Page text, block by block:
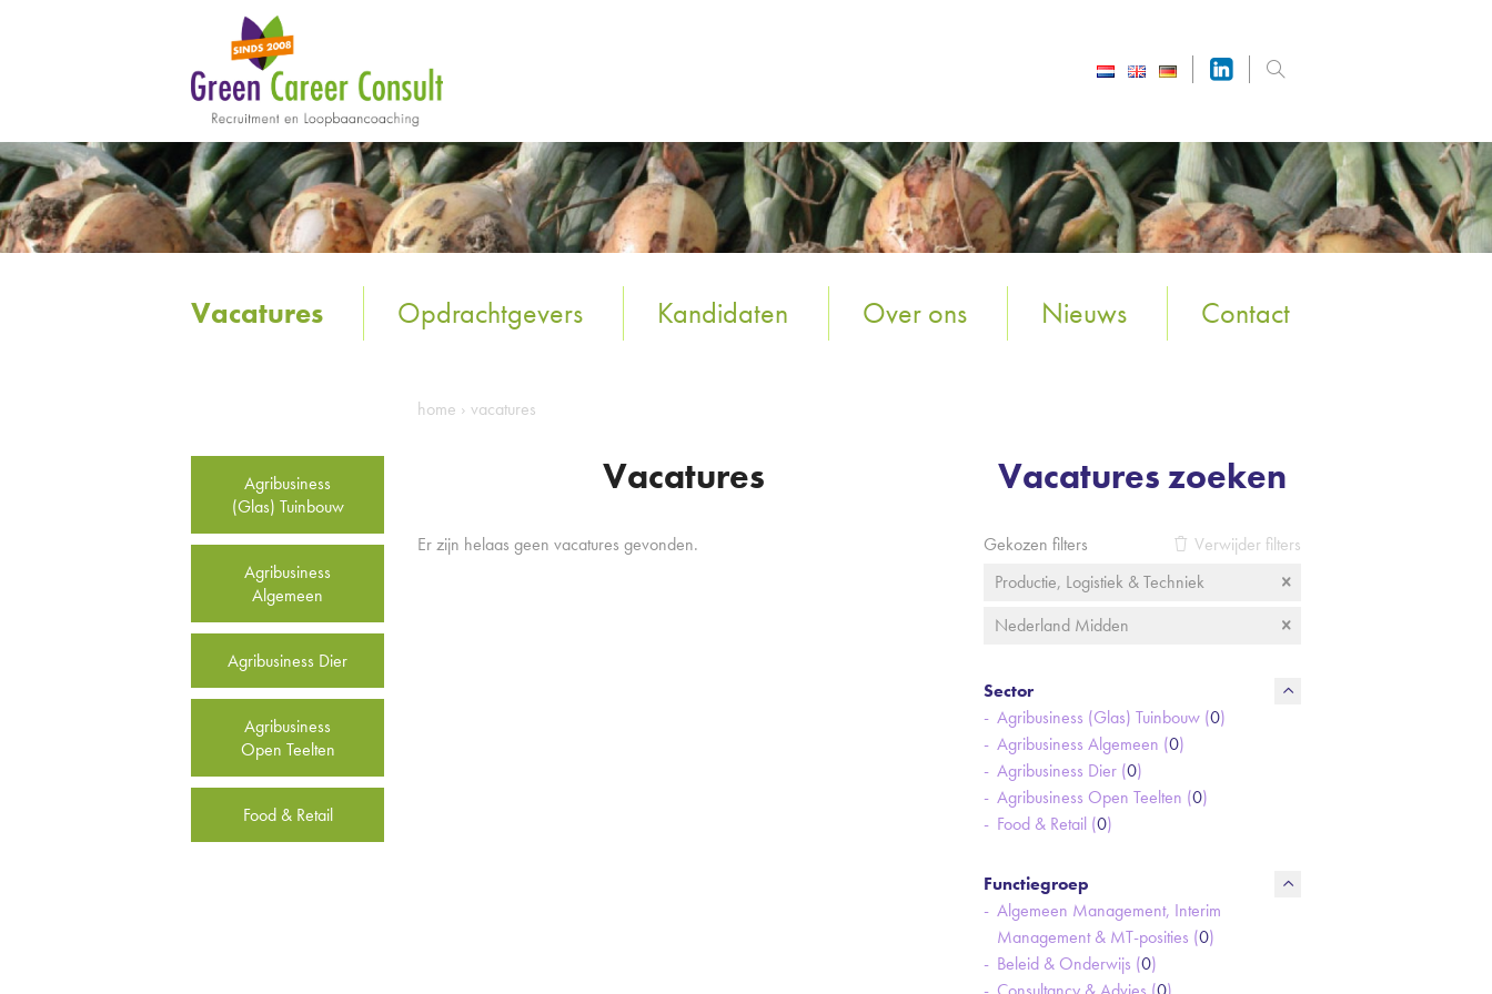
Vacatures Opdrachtgevers Kandidaten Over ons Nieuws Contact
home › vacatures
Vacatures
Er zijn helaas geen vacatures gevonden.
Agribusiness
(Glas) Tuinbouw
Agribusiness
Algemeen
Agribusiness Dier
Agribusiness
Open Teelten
Food & Retail
Vacatures zoeken
Gekozen filters
Verwijder filters
Productie, Logistiek & Techniek
Nederland Midden
Sector
Agribusiness (Glas) Tuinbouw (0)
Agribusiness Algemeen (0)
Agribusiness Dier (0)
Agribusiness Open Teelten (0)
Food & Retail (0)
Functiegroep
Algemeen Management, Interim
Management & MT-posities (0)
Beleid & Onderwijs (0)